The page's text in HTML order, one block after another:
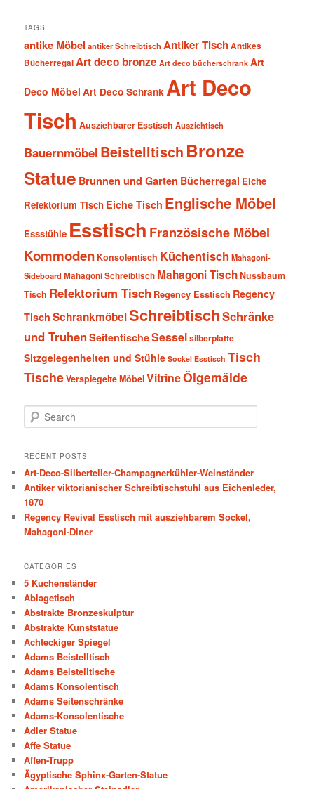
TAGS
antike Möbel antiker Schreibtisch Antiker TischAntikes
BücherregalArt deco bronze Art deco bücherschrank Art
Deco Möbel Art Deco Schrank Art Deco
Tisch Ausziehbarer Esstisch Ausziehtisch
Bauernmöbel Beistelltisch Bronze
Statue Brunnen und Garten Bücherregal Eiche
Refektorium Tisch Eiche Tisch Englische Möbel
Essstühle Esstisch Französische Möbel
Kommoden Konsolentisch Küchentisch Mahagoni-
SideboardMahagoni Schreibtisch Mahagoni TischNussbaum
Tisch Refektorium Tisch Regency Esstisch Regency
Tisch SchrankmöbelSchreibtischSchränke
und TruhenSeitentischeSesselsilberplatte
Sitzgelegenheiten und Stühle Sockel Esstisch Tisch
TischeVerspiegelte MöbelVitrineÖlgemälde
e
r
h
RECENT POSTS
Art-Deco-Silberteller-Champagnerkühler-Weinständer
Antiker viktorianischer Schreibtischstuhl aus Eichenleder,
1870
Regency Revival Esstisch mit ausziehbarem Sockel,
Mahagoni-Diner
CATEGORIES
5 Kuchenständer
Ablagetisch
Abstrakte Bronzeskulptur
Abstrakte Kunststatue
Achteckiger Spiegel
Adams Beistelltisch
Adams Beistelltische
Adams Konsolentisch
Adams Seitenschränke
Adams-Konsolentische
Adler Statue
Affe Statue
Affen-Trupp
Ägyptische Sphinx-Garten-Statue